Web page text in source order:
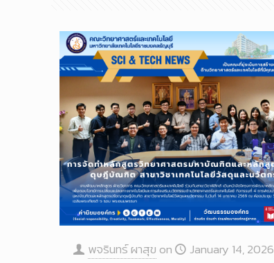
พจรินทร์ ผาสุข on January 14, 2026